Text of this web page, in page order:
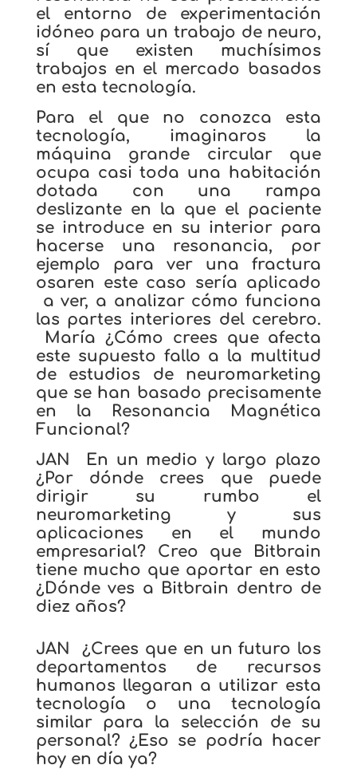
el entorno de experimentación
idóneo para un trabajo de neuro,
sí que existen muchísimos
trabajos en el mercado basados
en esta tecnología.
Para el que no conozca esta
tecnología, imaginaros la
máquina grande circular que
ocupa casi toda una habitación
dotada con una rampa
deslizante en la que el paciente
se introduce en su interior para
hacerse una resonancia, por
ejemplo para ver una fractura
osaren este caso sería aplicado
a ver, a analizar cómo funciona
las partes interiores del cerebro.
María ¿Cómo crees que afecta
este supuesto fallo a la multitud
de estudios de neuromarketing
que se han basado precisamente
en la Resonancia Magnética
Funcional?
JAN En un medio y largo plazo
¿Por dónde crees que puede
dirigir su rumbo el
neuromarketing y sus
aplicaciones en el mundo
empresarial? Creo que Bitbrain
tiene mucho que aportar en esto
¿Dónde ves a Bitbrain dentro de
diez años?
JAN ¿Crees que en un futuro los
departamentos de recursos
humanos llegaran a utilizar esta
tecnología o una tecnología
similar para la selección de su
personal? ¿Eso se podría hacer
hoy en día ya?